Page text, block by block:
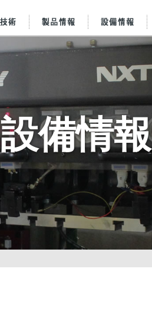
金型製作
順送レイアウト
仕事を知る
エントリー
基本行動指針
アクセス
工場沿革
設備情報